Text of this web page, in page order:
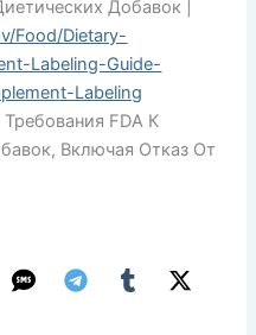
Добавок |
food/dietary-
Labeling-Guide-
Labeling
FDA К
Включая Отказ От